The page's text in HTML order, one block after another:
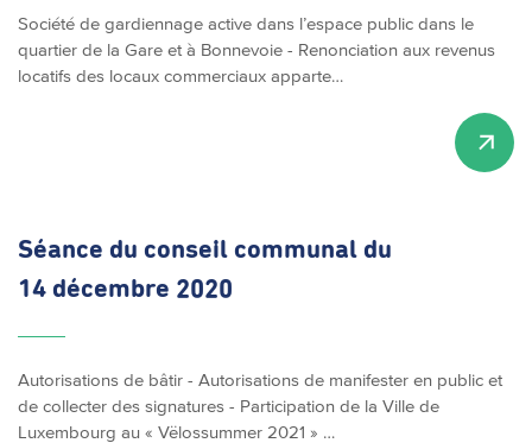
Société de gardiennage active dans l’espace public dans le
quartier de la Gare et à Bonnevoie - Renonciation aux revenus
locatifs des locaux commerciaux apparte…
Séance du conseil communal du
14 décembre 2020
Autorisations de bâtir - Autorisations de manifester en public et
de collecter des signatures - Participation de la Ville de
Luxembourg au « Vëlossummer 2021 » …